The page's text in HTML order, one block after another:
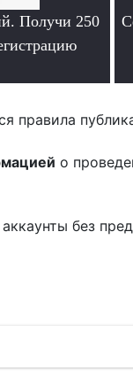
Получи 250
правила
о
без